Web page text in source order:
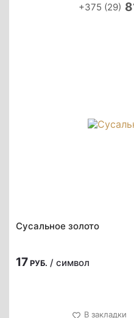
+375 (29)
Сусальное золото
17РУБ. / символ
В закладки